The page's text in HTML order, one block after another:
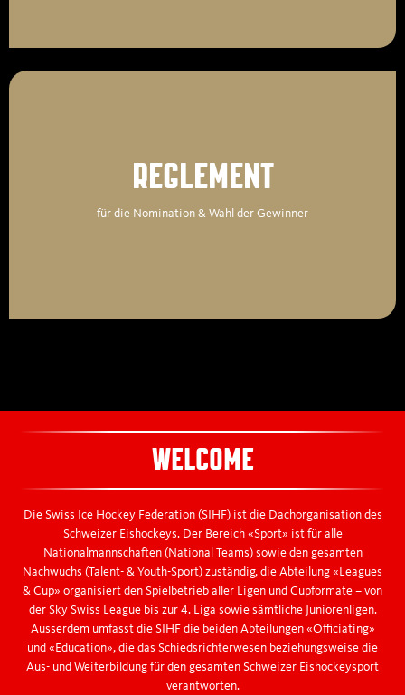
REGLEMENT
für die Nomination & Wahl der Gewinner
WELCOME
Die Swiss Ice Hockey Federation (SIHF) ist die Dachorganisation des
Schweizer Eishockeys. Der Bereich «Sport» ist für alle
Nationalmannschaften (National Teams) sowie den gesamten
Nachwuchs (Talent- & Youth-Sport) zuständig, die Abteilung «Leagues
& Cup» organisiert den Spielbetrieb aller Ligen und Cupformate – von
der Sky Swiss League bis zur 4. Liga sowie sämtliche Juniorenligen.
Ausserdem umfasst die SIHF die beiden Abteilungen «Officiating»
und «Education», die das Schiedsrichterwesen beziehungsweise die
Aus- und Weiterbildung für den gesamten Schweizer Eishockeysport
verantworten.